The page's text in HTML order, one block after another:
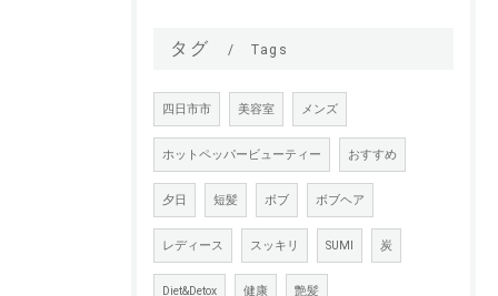
タグ Tags
四日市市 美容室 メンズ
ホットペッパービューティー おすすめ
夕日 短髪 ボブ ボブヘア
レディース スッキリ SUMI 炭
Diet&Detox 健康 艶髪